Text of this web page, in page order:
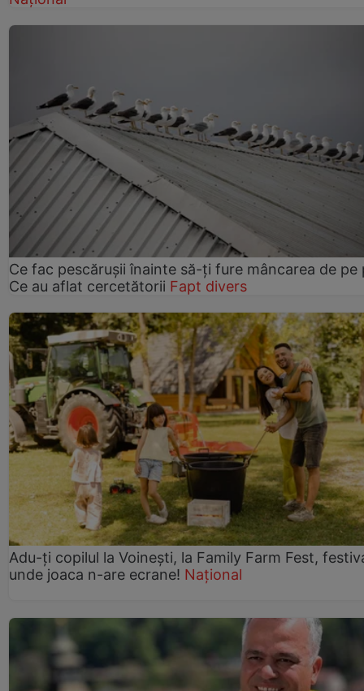
Ce fac pescărușii înainte să-ți fure mâncarea de pe
Ce au aflat cercetătorii Fapt divers
Adu-ți copilul la Voinești, la Family Farm Fest,
unde joaca n-are ecrane! Național